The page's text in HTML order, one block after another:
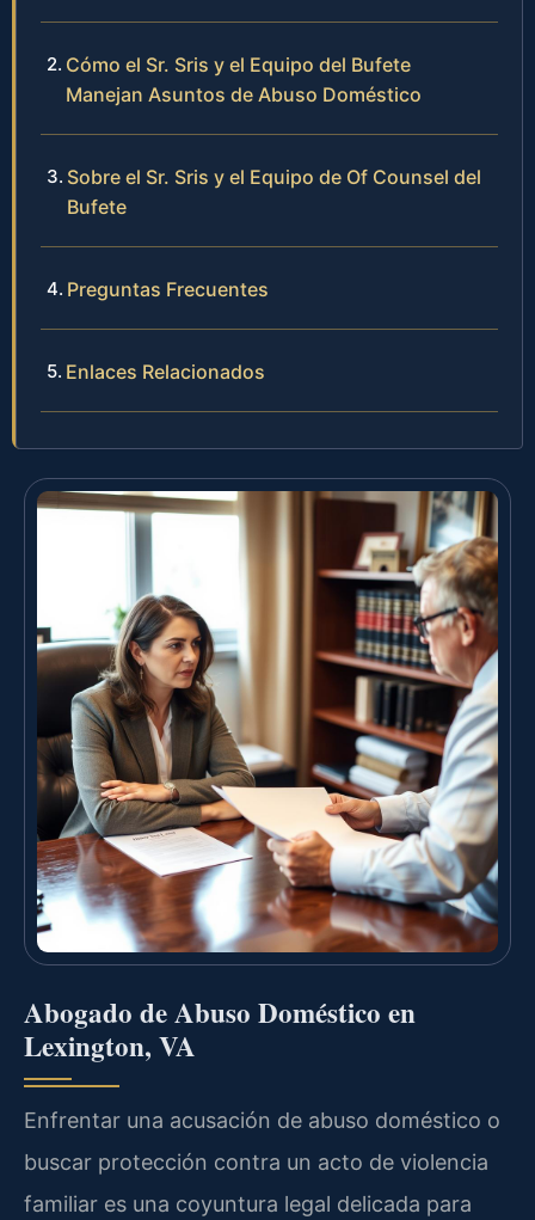
Cómo el Sr. Sris y el Equipo del Bufete
Manejan Asuntos de Abuso Doméstico
Sobre el Sr. Sris y el Equipo de Of Counsel del
Bufete
Preguntas Frecuentes
Enlaces Relacionados
Abogado de Abuso Doméstico en
Lexington, VA
Enfrentar una acusación de abuso doméstico o
buscar protección contra un acto de violencia
familiar es una coyuntura legal delicada para